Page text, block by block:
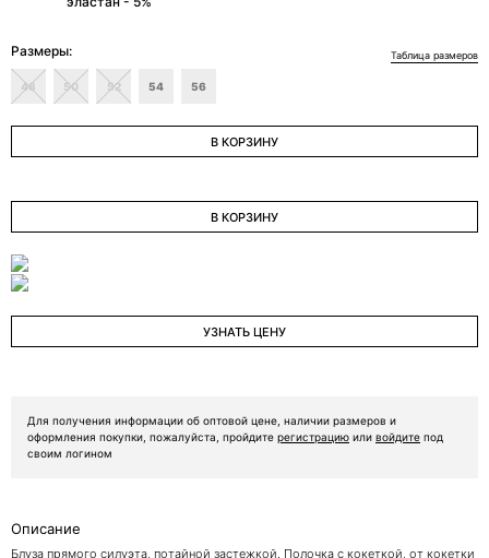
ОТПРАВИТЬ ЗАЯВКУ
Размеры:
48 50 52 54 56
В КОРЗИНУ
Таблица размеров
В КОРЗИНУ
УЗНАТЬ ЦЕНУ
Для получения информации об оптовой цене, наличии размеров и
оформления покупки, пожалуйста, пройдите регистрацию или войдите под
своим логином
Описание
Блуза прямого силуэта, потайной застежкой. Полочка с кокеткой, от кокетки